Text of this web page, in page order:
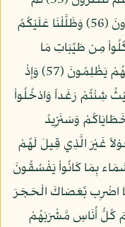
بَعَثْنَاكُم مِّن بَعْدِ مَوْتِكُمْ لَعَلَّكُمْ تَشْكُرُونَ (56) وَظَلَّلْنَا عَلَيْكُمُ
مِن طَيِّبَاتِ مَا
رَزَقْنَاكُمْ وَمَا ظَلَمُونَا وَلَكِن كَانُواْ أَنفُسَهُمْ يَظْلِمُونَ (57) وَإِذْ
شِئْتُمْ رَغَداً وَادْخُلُواْ
وَسَنَزِيدُ
قَوْلاً غَيْرَ الَّذِي قِيلَ لَهُمْ
بِمَا كَانُواْ يَفْسُقُونَ
اضْرِب بِّعَصَاكَ الْحَجَرَ
كُلُّ أُنَاسٍ مَّشْرَبَهُمْ